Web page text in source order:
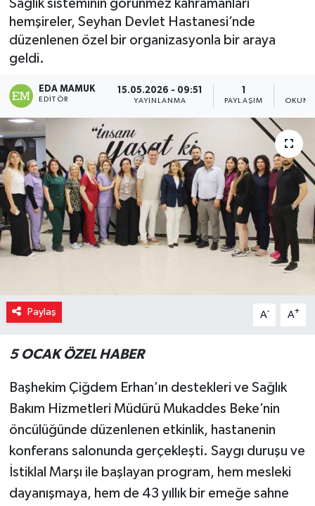
Sağlık sisteminin görünmez kahramanları
hemşireler, Seyhan Devlet Hastanesi’nde
düzenlenen özel bir organizasyonla bir araya
geldi.
EDA MAMUK
EDITÖR
15.05.2026 - 09:51
YAYINLANMA PAYLAŞIM
Paylaş A- A+
5 OCAK ÖZEL HABER
Başhekim Çiğdem Erhan’ın destekleri ve Sağlık
Bakım Hizmetleri Müdürü Mukaddes Beke’nin
öncülüğünde düzenlenen etkinlik, hastanenin
konferans salonunda gerçekleşti. Saygı duruşu ve
İstiklal Marşı ile başlayan program, hem mesleki
dayanışmaya, hem de 43 yıllık bir emeğe sahne
Magazin
Özel
Resmi İlanlar
Sağlık
Siyaset
Spor
Yaşam
Yurttan